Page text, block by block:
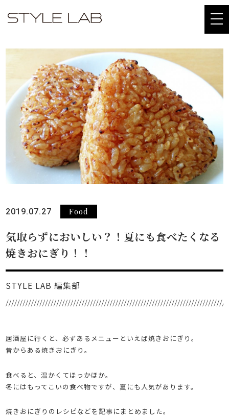
2019.07.27 Food
気取らずにおいしい？！夏にも食べたくなる
焼きおにぎり！！
STYLE LAB 編集部
居酒屋に行くと、必ずあるメニューといえば焼きおにぎり。
昔からある焼きおにぎり。
食べると、温かくてほっかほか。
冬にはもってこいの食べ物ですが、夏にも人気があります。
焼きおにぎりのレシピなどを記事にまとめました。